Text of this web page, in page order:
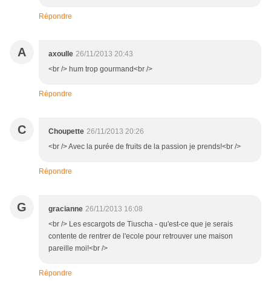
Répondre
A axoulle 26/11/2013 20:43
<br /> hum trop gourmand<br />
Répondre
C Choupette 26/11/2013 20:26
<br /> Avec la purée de fruits de la passion je prends!<br />
Répondre
G gracianne 26/11/2013 16:08
<br /> Les escargots de Tiuscha - qu'est-ce que je serais
contente de rentrer de l'ecole pour retrouver une maison
pareille moi!<br />
Répondre